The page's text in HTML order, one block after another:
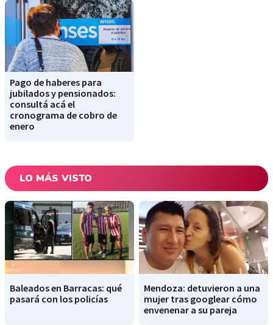
Pago de haberes para
jubilados y pensionados:
consultá acá el
cronograma de cobro de
enero
LO MÁS VISTO
Baleados en Barracas: qué
pasará con los policías
Mendoza: detuvieron a una
mujer tras googlear cómo
envenenar a su pareja